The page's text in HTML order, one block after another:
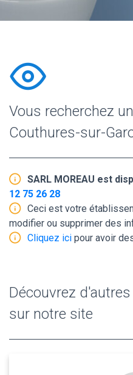
Vous recherchez
Couthures-sur-
SARL MOREAU est
12 75 26 28
Ceci est votre
modifier ou supprimer des
Cliquez ici pour avoir
Découvrez
sur notre site